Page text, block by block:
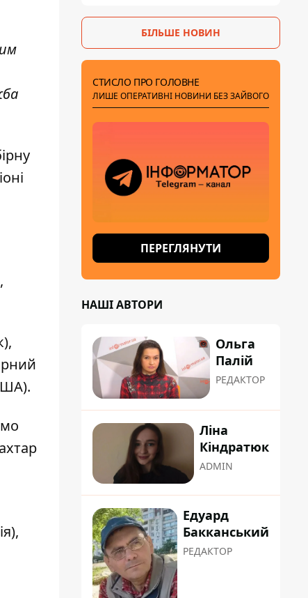
БІЛЬШЕ НОВИН
СТИСЛО ПРО ГОЛОВНЕ
ЛИШЕ ОПЕРАТИВНІ НОВИНИ БЕЗ ЗАЙВОГО
ПЕРЕГЛЯНУТИ
НАШІ АВТОРИ
Ольга
Палій
РЕДАКТОР
Ліна
Кіндратюк
ADMIN
Едуард
Бакканський
РЕДАКТОР